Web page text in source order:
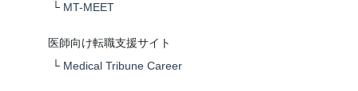
└ MT-MEET
医師向け転職支援サイト
└ Medical Tribune Career